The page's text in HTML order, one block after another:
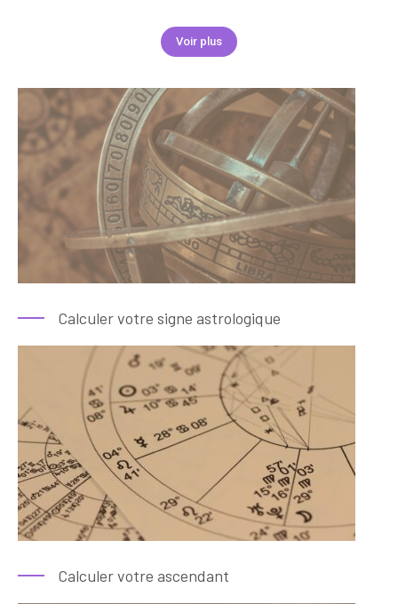
Voir plus
Calculer votre signe astrologique
Calculer votre ascendant